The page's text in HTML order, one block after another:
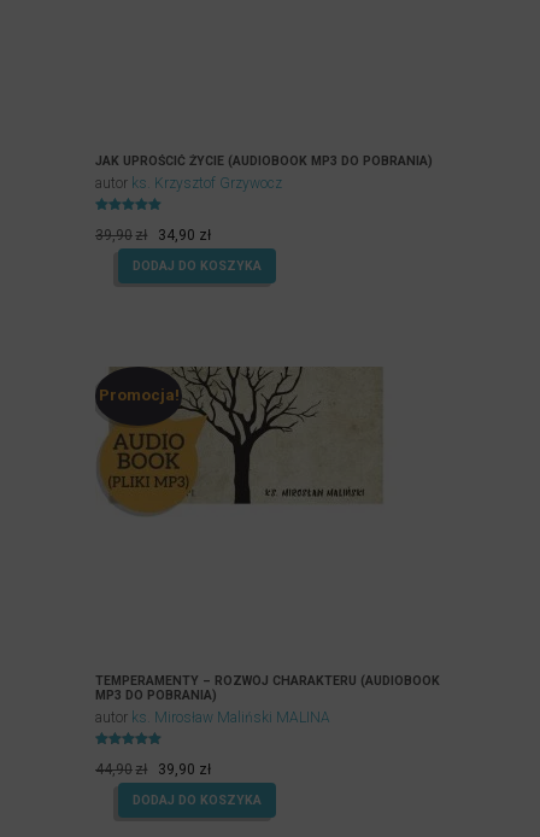
JAK UPROŚCIĆ ŻYCIE (AUDIOBOOK MP3 DO POBRANIA)
autor ks. Krzysztof Grzywocz
4.93
na 5.
39,90zł
Pierwotna
cena
wynosiła:
34,90 złAktualna
cena
wynosi:
DODAJ DO KOSZYKA
Promocja!
TEMPERAMENTY – ROZWÓJ CHARAKTERU (AUDIOBOOK
MP3 DO POBRANIA)
autor ks. Mirosław Maliński MALINA
5.00
na 5.
44,90zł
Pierwotna
cena
wynosiła:
39,90 złAktualna
cena
wynosi:
DODAJ DO KOSZYKA